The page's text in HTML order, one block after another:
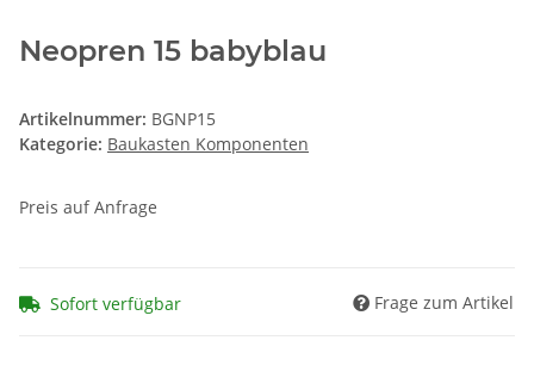
Neopren 15 babyblau
Artikelnummer: BGNP15
Kategorie: Baukasten Komponenten
Preis auf Anfrage
Sofort verfügbar Frage zum Artikel